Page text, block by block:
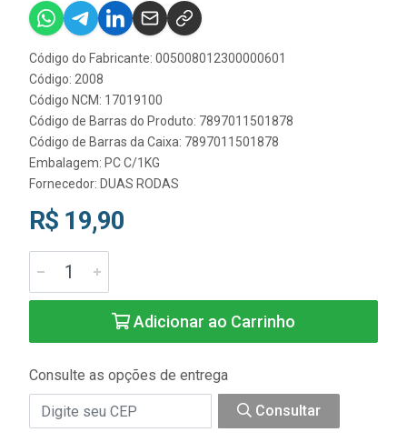
Código do Fabricante: 005008012300000601
Código: 2008
Código NCM: 17019100
Código de Barras do Produto: 7897011501878
Código de Barras da Caixa: 7897011501878
Embalagem: PC C/1KG
Fornecedor: DUAS RODAS
R$ 19,90
Adicionar ao Carrinho
Consulte as opções de entrega
Consultar